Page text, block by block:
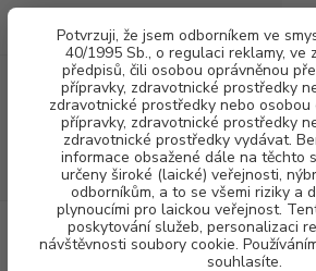
Potvrzuji, že jsem odborníkem ve
40/1995 Sb., o regulaci reklamy, ve
předpisů, čili osobou oprávněnou
přípravky, zdravotnické prostředky
zdravotnické prostředky nebo osobou
přípravky, zdravotnické prostředky
zdravotnické prostředky vydávat.
informace obsažené dále na těchto
určeny široké (laické) veřejnosti,
odborníkům, a to se všemi riziky a
plynoucími pro laickou veřejnost.
poskytování služeb, personalizaci
návštěvnosti soubory cookie.
souhlasíte.
CZK
(Po-Pá, 8-16 hod.)
DENTALNÍ HYGIENA NSK Varios